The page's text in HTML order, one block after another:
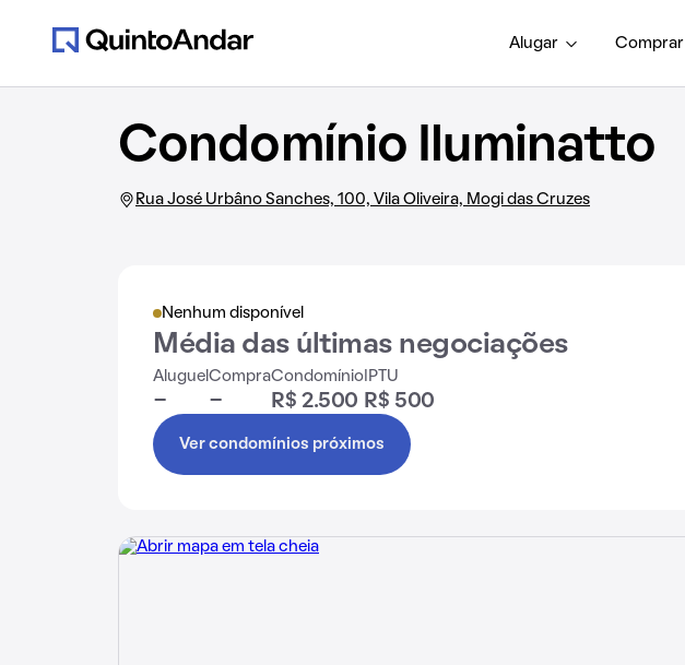
Alugar Comprar
Condomínio Iluminatto
Rua José Urbâno Sanches, 100, Vila Oliveira, Mogi das Cruzes
Nenhum disponível
Média das últimas negociações
Aluguel
-
Compra
-
Condomínio
R$ 2.500
IPTU
R$ 500
Ver condomínios próximos